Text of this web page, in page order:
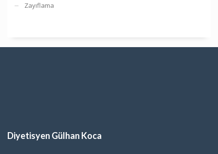
Zayıflama
Diyetisyen Gülhan Koca